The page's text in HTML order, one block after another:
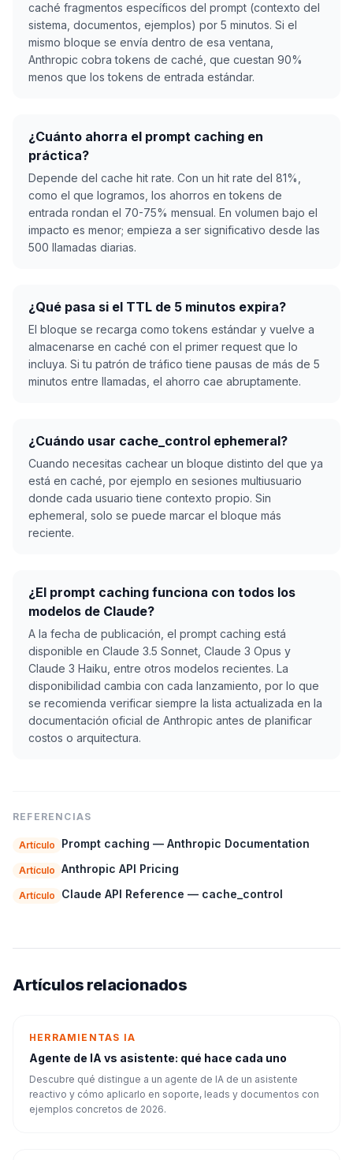
caché fragmentos específicos del prompt (contexto del
sistema, documentos, ejemplos) por 5 minutos. Si el
mismo bloque se envía dentro de esa ventana,
Anthropic cobra tokens de caché, que cuestan 90%
menos que los tokens de entrada estándar.
¿Cuánto ahorra el prompt caching en
práctica?
Depende del cache hit rate. Con un hit rate del 81%,
como el que logramos, los ahorros en tokens de
entrada rondan el 70-75% mensual. En volumen bajo el
impacto es menor; empieza a ser significativo desde las
500 llamadas diarias.
¿Qué pasa si el TTL de 5 minutos expira?
El bloque se recarga como tokens estándar y vuelve a
almacenarse en caché con el primer request que lo
incluya. Si tu patrón de tráfico tiene pausas de más de 5
minutos entre llamadas, el ahorro cae abruptamente.
¿Cuándo usar cache_control ephemeral?
Cuando necesitas cachear un bloque distinto del que ya
está en caché, por ejemplo en sesiones multiusuario
donde cada usuario tiene contexto propio. Sin
ephemeral, solo se puede marcar el bloque más
reciente.
¿El prompt caching funciona con todos los
modelos de Claude?
A la fecha de publicación, el prompt caching está
disponible en Claude 3.5 Sonnet, Claude 3 Opus y
Claude 3 Haiku, entre otros modelos recientes. La
disponibilidad cambia con cada lanzamiento, por lo que
se recomienda verificar siempre la lista actualizada en la
documentación oficial de Anthropic antes de planificar
costos o arquitectura.
REFERENCIAS
Artículo Prompt caching — Anthropic Documentation
Artículo Anthropic API Pricing
Artículo Claude API Reference — cache_control
Artículos relacionados
HERRAMIENTAS IA
Agente de IA vs asistente: qué hace cada uno
Descubre qué distingue a un agente de IA de un asistente
reactivo y cómo aplicarlo en soporte, leads y documentos con
ejemplos concretos de 2026.